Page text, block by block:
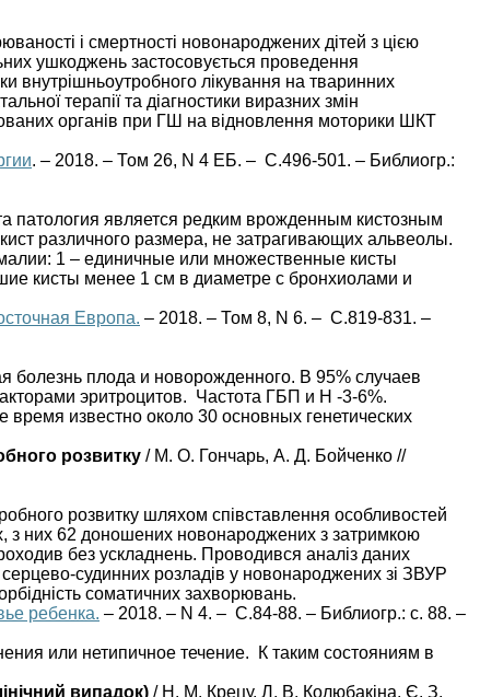
і смертності новонароджених дітей з цією
ушкоджень застосовується проведення
внутрішньоутробного лікування на тваринних
терапії та діагностики виразних змін
органів при ГШ на відновлення моторики ШКТ
. – 2018. – Том 26, N 4 ЕБ. – С.496-501. – Библиогр.:
патология является редким врожденным кистозным
различного размера, не затрагивающих альвеолы.
1 – единичные или множественные кисты
кисты менее 1 см в диаметре с бронхиолами и
Европа. – 2018. – Том 8, N 6. – С.819-831. –
болезнь плода и новорожденного. В 95% случаев
эритроцитов. Частота ГБП и Н -3-6%.
известно около 30 основных генетических
розвитку / М. О. Гончарь, А. Д. Бойченко //
розвитку шляхом співставлення особливостей
з них 62 доношених новонароджених з затримкою
без ускладнень. Проводився аналіз даних
судинних розладів у новонароджених зі ЗВУР
соматичних захворювань.
ребенка. – 2018. – N 4. – С.84-88. – Библиогр.: с. 88. –
или нетипичное течение. К таким состояниям в
випадок) / Н. М. Крецу, Л. В. Колюбакіна, Є. З.